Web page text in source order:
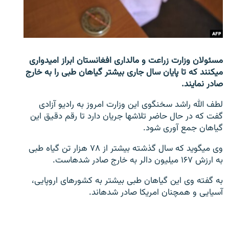
تماس
صفحه پشتو
Azadi English
به ما بپیوندید
همۀ سایت‌های رادیو آزادی/ رادیو اروپای آزاد
مسئولان وزارت زراعت و مالداری افغانستان ابراز امیدواری
می‎کنند که تا پایان سال جاری بیشتر گیاهان طبی را به خارج
صادر نمایند.
لطف الله راشد سخنگوی این وزارت امروز به رادیو آزادی
گفت که در حال حاضر تلاش‎ها جریان دارد تا رقم دقیق این
گیاهان جمع آوری شود.
وی می‎گوید که سال گذشته بیشتر از ۷۸ هزار تن گیاه طبی
به ارزش ۱۶۷ میلیون دالر به خارج صادر شده‎است.
به گفته وی این گیاهان طبی بیشتر به کشورهای اروپایی،
آسیایی و همچنان امریکا صادر شده‎اند.